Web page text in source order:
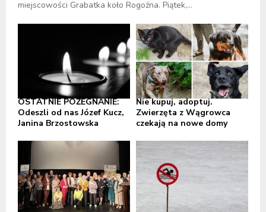
miejscowości Grabatka koło Rogoźna. Piątek,...
OSTATNIE POŻEGNANIE:
Odeszli od nas Józef Kucz,
Janina Brzostowska
Nie kupuj, adoptuj.
Zwierzęta z Wągrowca
czekają na nowe domy